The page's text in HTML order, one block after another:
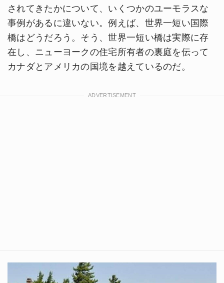
されてきたかについて、いくつかのユーモラスな
事例があるに違いない。例えば、世界一短い国際
橋はどうだろう。そう、世界一短い橋は実際に存
在し、ニューヨークの住宅所有者の裏庭を伝って
カナダとアメリカの国境を越えているのだ。